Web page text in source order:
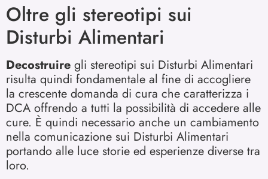
Oltre gli stereotipi sui
Disturbi Alimentari
Decostruire gli stereotipi sui Disturbi Alimentari
risulta quindi fondamentale al fine di accogliere
la crescente domanda di cura che caratterizza i
DCA offrendo a tutti la possibilità di accedere alle
cure. È quindi necessario anche un cambiamento
nella comunicazione sui Disturbi Alimentari
portando alle luce storie ed esperienze diverse tra
loro.